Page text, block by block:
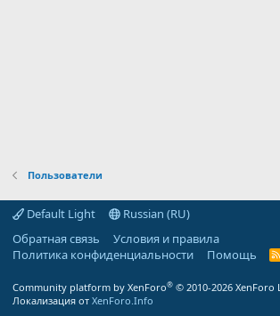
Пользователи
Default Light
Russian (RU)
Обратная связь
Условия и правила
Политика конфиденциальности
Помощь
Community platform by XenForo® © 2010-2026 XenForo
Локализация от XenForo.Info